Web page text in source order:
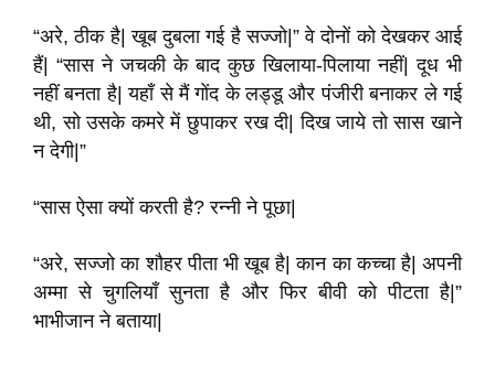
“अरे, ठीक है| खूब दुबला गई है सज्जो|” वे दोनों को देखकर आई
हैं| “सास ने जचकी के बाद कुछ खिलाया-पिलाया नहीं| दूध भी
नहीं बनता है| यहाँ से मैं गोंद के लड्डू और पंजीरी बनाकर ले गई
थी, सो उसके कमरे में छुपाकर रख दी| दिख जाये तो सास खाने
न देगी|”
“सास ऐसा क्यों करती है? रन्नी ने पूछा|
“अरे, सज्जो का शौहर पीता भी खूब है| कान का कच्चा है| अपनी
अम्मा से चुगलियाँ सुनता है और फिर बीवी को पीटता है|”
भाभीजान ने बताया|